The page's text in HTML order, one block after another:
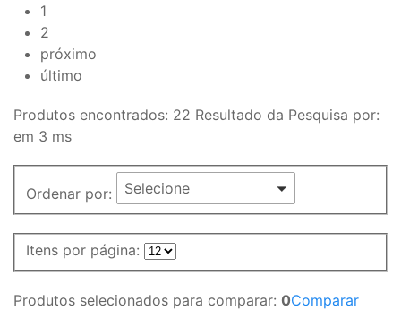
1
2
próximo
último
Produtos encontrados: 22 Resultado da Pesquisa por:
em 3 ms
Ordenar por: Selecione
Itens por página:
Produtos selecionados para comparar: 0Comparar